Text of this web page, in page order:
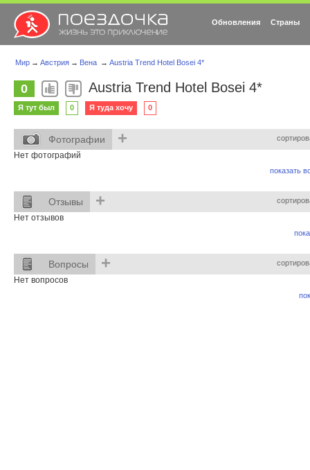
Обновления Страны
Мир → Австрия → Вена → Austria Trend Hotel Bosei 4*
0 Austria Trend Hotel Bosei 4*
Я тут был 0 Я туда хочу 0
Фотографии +
Нет фотографий
показать
Отзывы +
Нет отзывов
Вопросы +
Нет вопросов